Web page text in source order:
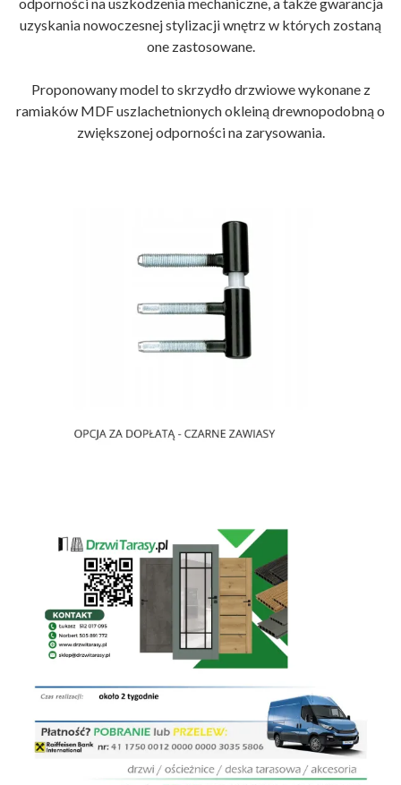
uzyskania nowoczesnej stylizacji wnętrz w których zostaną
one zastosowane.
Proponowany model to skrzydło drzwiowe wykonane z
ramiaków MDF uszlachetnionych okleiną drewnopodobną o
zwiększonej odporności na zarysowania.